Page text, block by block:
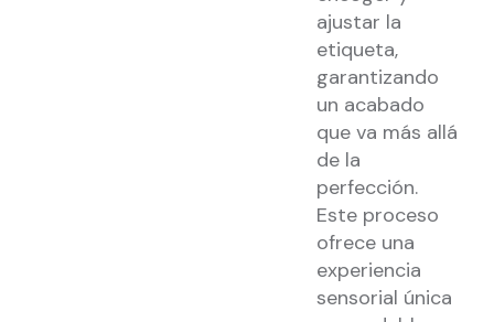
ajustar la
etiqueta,
garantizando
un acabado
que va más allá
de la
perfección.
Este proceso
ofrece una
experiencia
sensorial única